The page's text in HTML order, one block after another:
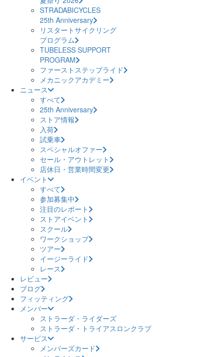
STRADABICYCLES
25th Anniversary
リスタートサイクリング
プログラム
TUBELESS SUPPORT
PROGRAM
ファーストステップライド
メカニックアカデミー
ニュース
すべて
25th Anniversary
ストア情報
入荷
試乗車
スペシャルオファー
セール・アウトレット
店休日・営業時間変更
イベント
すべて
参加募集中
注目のレポート
ストアイベント
スクール
ワークショップ
ツアー
イージーライド
レース
レビュー
ブログ
フィッティング
メンバー
ストラーダ・ライダーズ
ストラーダ・トライアスロンクラブ
サービス
メンバーズカード